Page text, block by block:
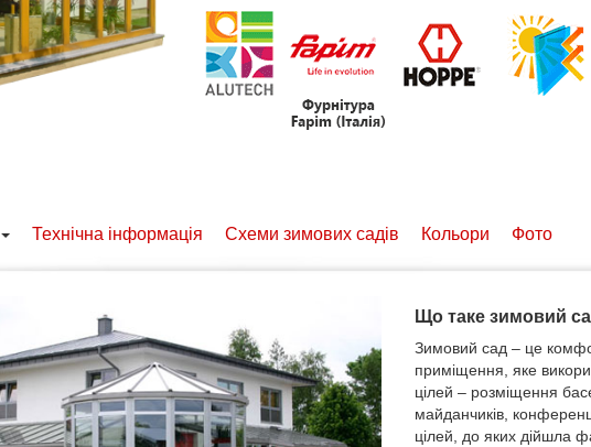
Технічна інформація Схеми зимових садів Кольори Фото
Що таке зимовий
Зимовий сад – це
приміщення, яке
цілей – розміщення
майданчиків,
цілей, до яких дійшла